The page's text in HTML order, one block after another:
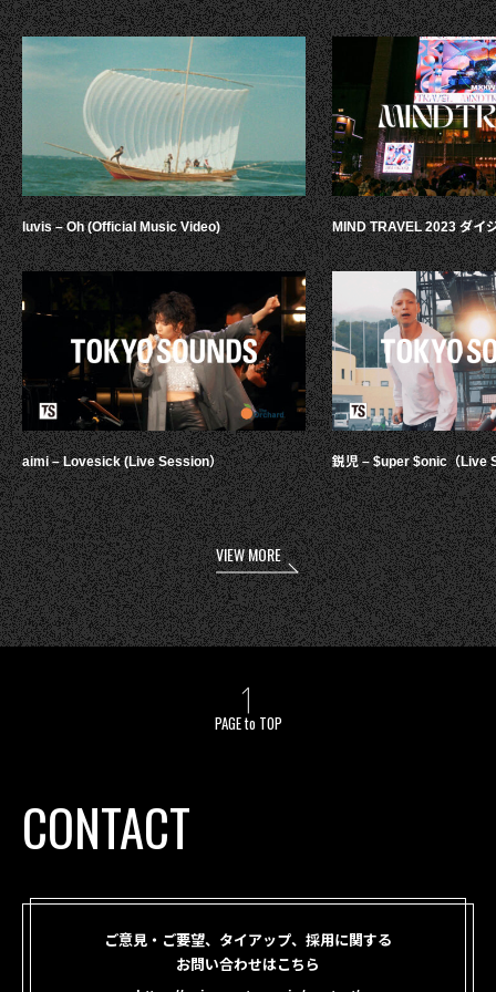
luvis – Oh (Official Music Video)
aimi – Lovesick (Live Session）
MIND TRAVEL 2023 ダイ
鋭児 – $uper $onic（Live
VIEW MORE
PAGE to TOP
CONTACT
ご意見・ご要望、タイアップ、採用に関する
お問い合わせはこちら